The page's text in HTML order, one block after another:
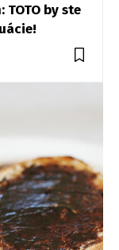
TOTO by ste